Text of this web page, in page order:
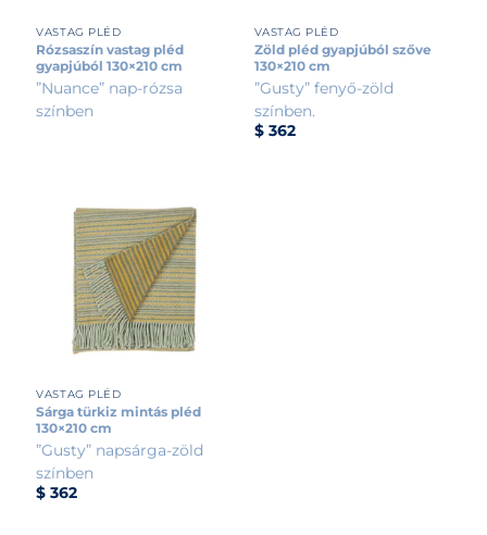
VASTAG PLÉD
Rózsaszín vastag pléd
gyapjúból 130×210 cm
”Nuance” nap-rózsa
színben
VASTAG PLÉD
Zöld pléd gyapjúból szőve
130×210 cm
”Gusty” fenyő-zöld
színben.
$362
VASTAG PLÉD
Sárga türkiz mintás pléd
130×210 cm
”Gusty” napsárga-zöld
színben
$ 362